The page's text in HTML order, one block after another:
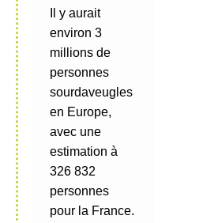
Il y aurait
environ 3
millions de
personnes
sourdaveugles
en Europe,
avec une
estimation à
326 832
personnes
pour la France.